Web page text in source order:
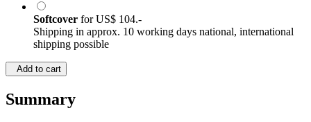
Softcover forUS$ 104.-
Shipping in approx. 10 working days national, international
shipping possible
Add to cart
Summary